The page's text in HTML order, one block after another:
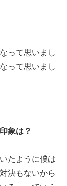
って思いまし
って思いまし
象は？
たように僕は
決もないから